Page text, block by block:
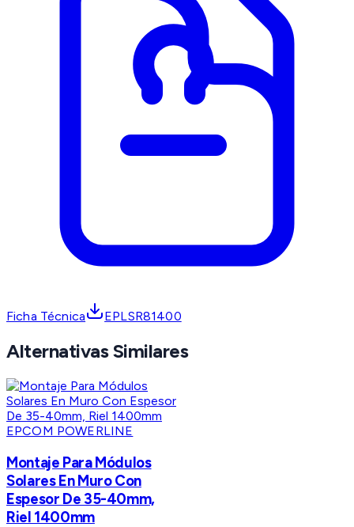
Ficha Técnica EPLSR81400
Alternativas Similares
EPCOM POWERLINE
Montaje Para Módulos
Solares En Muro Con
Espesor De 35-40mm,
Riel 1400mm